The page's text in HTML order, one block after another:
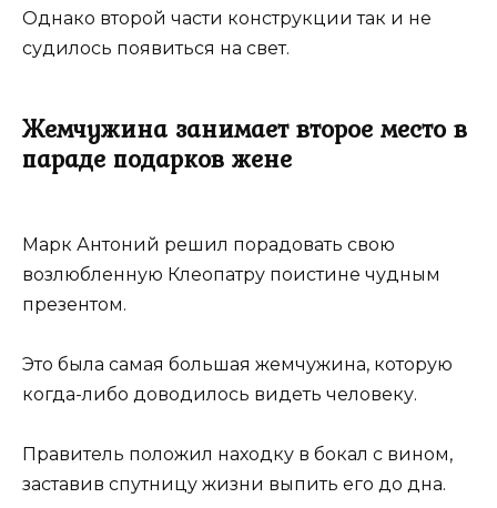
Однако второй части конструкции так и не
судилось появиться на свет.
Жемчужина занимает второе место в
параде подарков жене
Марк Антоний решил порадовать свою
возлюбленную Клеопатру поистине чудным
презентом.
Это была самая большая жемчужина, которую
когда-либо доводилось видеть человеку.
Правитель положил находку в бокал с вином,
заставив спутницу жизни выпить его до дна.